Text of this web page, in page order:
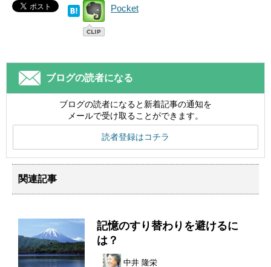
Pocket
ブログの読者になる
ブログの読者になると新着記事の通知を
メールで受け取ることができます。
読者登録はコチラ
関連記事
記憶のすり替わりを避けるに
は？
中井 隆栄